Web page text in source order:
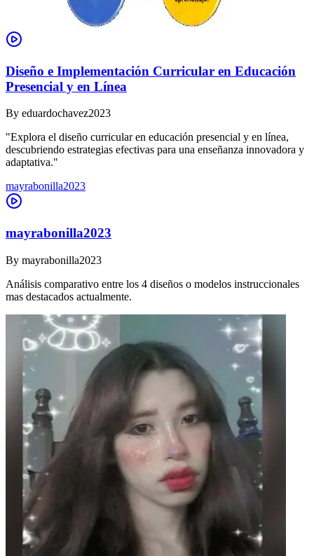
Diseño e Implementación Curricular en Educación
Presencial y en Línea
By eduardochavez2023
"Explora el diseño curricular en educación presencial y en línea,
descubriendo estrategias efectivas para una enseñanza innovadora y
adaptativa."
mayrabonilla2023
mayrabonilla2023
By mayrabonilla2023
Análisis comparativo entre los 4 diseños o modelos instruccionales
mas destacados actualmente.